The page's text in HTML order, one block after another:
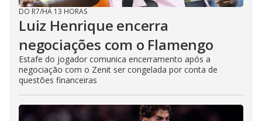
DO R7/HÁ 13 HORAS
Luiz Henrique encerra
negociações com o Flamengo
Estafe do jogador comunica encerramento após a
negociação com o Zenit ser congelada por conta de
questões financeiras